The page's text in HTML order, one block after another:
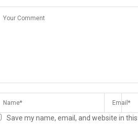
Save my name, email, and website in